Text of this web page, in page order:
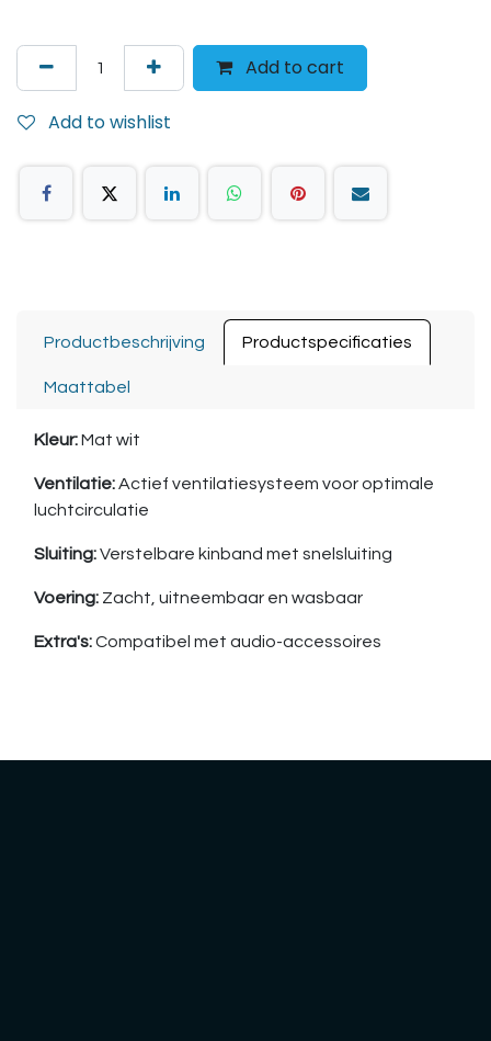
Add to cart
Add to wishlist
Productbeschrijving Productspecificaties
Maattabel
Kleur:Mat wit
Ventilatie:Actief ventilatiesysteem voor optimale
luchtcirculatie
Sluiting:Verstelbare kinband met snelsluiting
Voering: Zacht, uitneembaar en wasbaar
Extra's:Compatibel met audio-accessoires